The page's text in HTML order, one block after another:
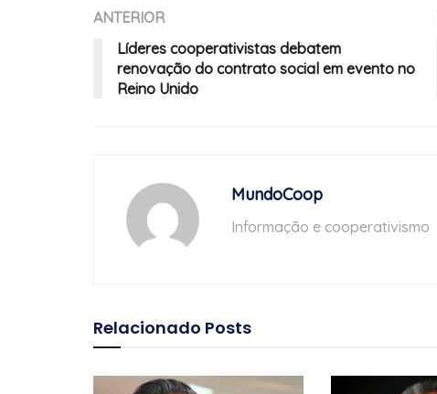
ANTERIOR
Líderes cooperativistas debatem
renovação do contrato social em evento no
Reino Unido
MundoCoop
Informação e cooperativismo
Relacionado Posts